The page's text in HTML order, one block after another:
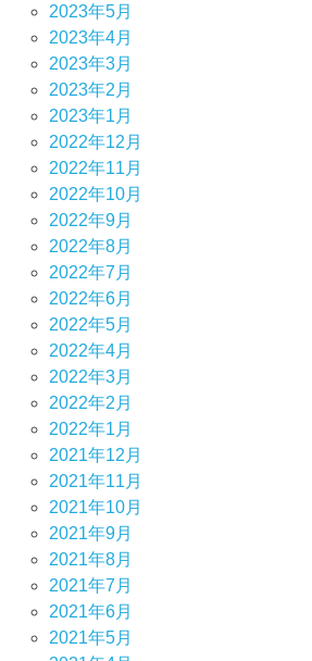
2023年5月
2023年4月
2023年3月
2023年2月
2023年1月
2022年12月
2022年11月
2022年10月
2022年9月
2022年8月
2022年7月
2022年6月
2022年5月
2022年4月
2022年3月
2022年2月
2022年1月
2021年12月
2021年11月
2021年10月
2021年9月
2021年8月
2021年7月
2021年6月
2021年5月